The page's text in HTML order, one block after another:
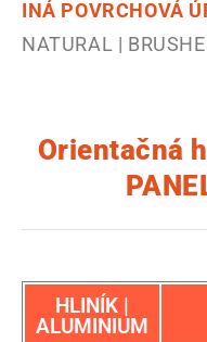
INÁ POVRCHOVÁ
NATURAL |
Orientačná
HLINÍK |
ALUMINIUM